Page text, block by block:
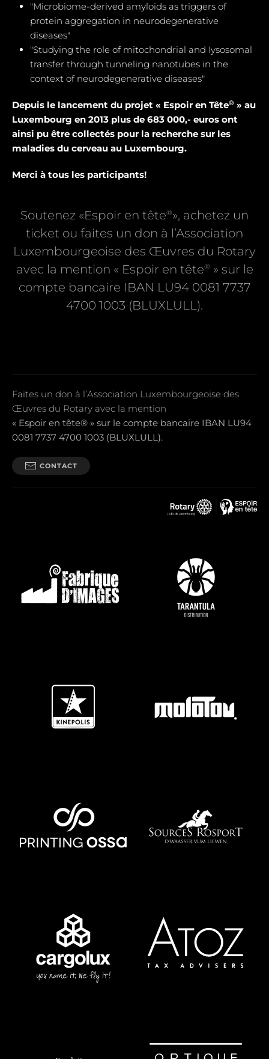
"Microbiome-derived amyloids as triggers of
protein aggregation in neurodegenerative
diseases"
"Studying the role of mitochondrial and Iysosomal
transfer through tunneling nanotubes in the
context of neurodegenerative diseases"
Depuis le lancement du projet « Espoir en Tête® » au
Luxembourg en 2013 plus de 683 000,- euros ont
ainsi pu être collectés pour la recherche sur les
maladies du cerveau au Luxembourg.
Merci à tous les participants!
Soutenez «Espoir en tête®», achetez un
ticket ou faites un don à l’Association
Luxembourgeoise des Œuvres du Rotary
avec la mention « Espoir en tête® » sur le
compte bancaire IBAN LU94 0081 7737
4700 1003 (BLUXLULL).
Faites un don à l’Association Luxembourgeoise des
Œuvres du Rotary avec la mention
« Espoir en tête® » sur le compte bancaire IBAN LU94
0081 7737 4700 1003 (BLUXLULL).
CONTACT